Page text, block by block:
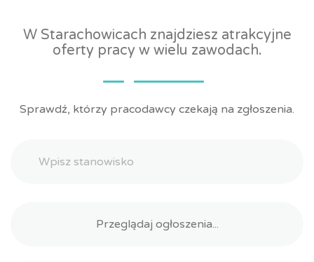
W Starachowicach znajdziesz atrakcyjne
oferty pracy w wielu zawodach.
Sprawdź, którzy pracodawcy czekają na zgłoszenia.